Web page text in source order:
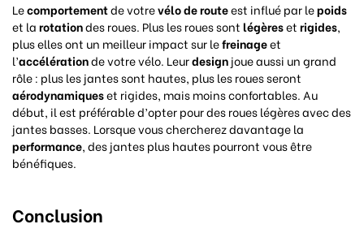
Lecomportementde votrevélo de routeest influé par lepoids
et larotationdes roues. Plus les roues sontlégèresetrigides,
plus elles ont un meilleur impact sur lefreinageet
l’accélérationde votre vélo. Leurdesignjoue aussi un grand
rôle : plus les jantes sont hautes, plus les roues seront
aérodynamiqueset rigides, mais moins confortables. Au
début, il est préférable d’opter pour des roues légères avec des
jantes basses. Lorsque vous chercherez davantage la
performance, des jantes plus hautes pourront vous être
bénéfiques.
Conclusion